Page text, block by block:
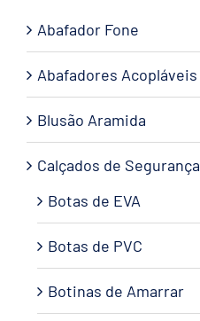
Abafador Fone
Abafadores Acopláveis
Blusão Aramida
Calçados de Segurança
Botas de EVA
Botas de PVC
Botinas de Amarrar